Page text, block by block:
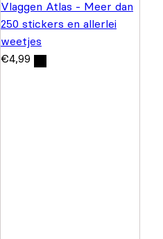
Vlaggen Atlas - Meer dan
250 stickers en allerlei
weetjes
€4,99